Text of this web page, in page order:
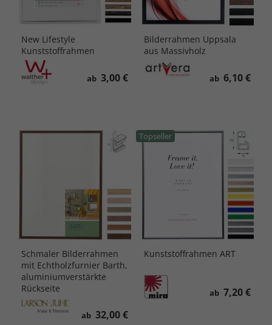
New Lifestyle
Kunststoffrahmen
ab 3,00 €
Bilderrahmen Uppsala
aus Massivholz
ab 6,10 €
Schmaler Bilderrahmen
mit Echtholzfurnier Barth,
aluminiumverstärkte
Rückseite
ab 32,00 €
Topseller
Kunststoffrahmen ART
ab 7,20 €